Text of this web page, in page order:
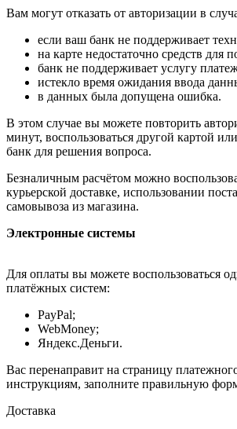
Вам могут отказать от авторизации в
если ваш банк не поддерживает
на карте недостаточно средств для
банк не поддерживает услугу
истекло время ожидания ввода
в данных была допущена ошибка.
В этом случае вы можете повторить
минут, воспользоваться другой картой
банк для решения вопроса.
Безналичным расчётом можно
курьерской доставке, использовании
самовывоза из магазина.
Электронные системы
Для оплаты вы можете воспользоваться
платёжных систем:
PayPal;
WebMoney;
Яндекс.Деньги.
Вас перенаправит на страницу
инструкциям, заполните правильную
Доставка